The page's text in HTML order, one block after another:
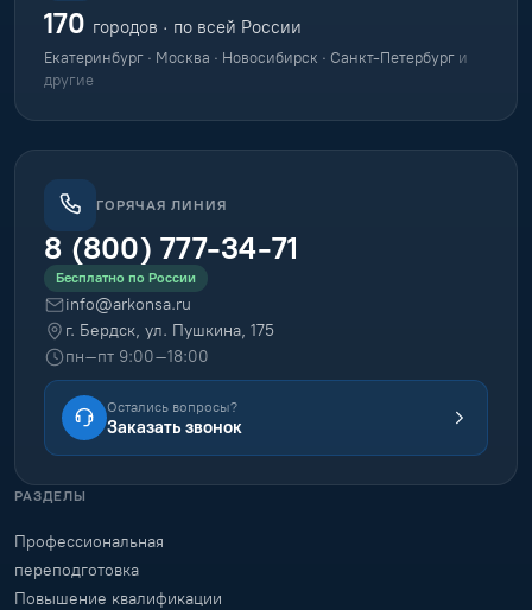
170 городов · по всей России
Екатеринбург · Москва · Новосибирск · Санкт-Петербург и
другие
ГОРЯЧАЯ ЛИНИЯ
8 (800) 777-34-71
Бесплатно по России
info@arkonsa.ru
г. Бердск, ул. Пушкина, 175
пн–пт 9:00–18:00
Остались вопросы?
Заказать звонок
РАЗДЕЛЫ
Профессиональная
переподготовка
Повышение квалификации